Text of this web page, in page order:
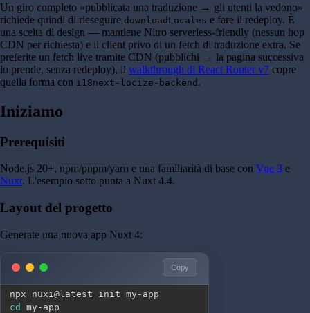
Un giro completo «pubblicata una traduzione → gli utenti la vedono»
richiede quindi di rieseguire downloadLocales e fare il redeploy. È
una scelta di design — mantiene Nitro serverless-friendly (nessun hop
CDN per richiesta) e il client privo di un fetch di traduzione extra. Se
preferite un fetch live tramite CDN (pubblichi → la pagina successiva
lo prende, senza redeploy), il walkthrough di React Router v7 copre
quella forma con i18next-locize-backend .
Iniziamo
Prerequisiti
Node.js 20+, npm/pnpm/yarn e una familiarità di base con Vue 3 e
Nuxt. L'esempio sotto punta a Nuxt 4.4.
Layout del progetto
Generate una nuova app Nuxt 4:
Copy
cd
my-app